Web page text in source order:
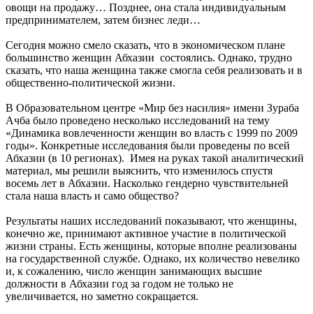
овощи на продажу… Позднее, она стала индивидуальным
предпринимателем, затем бизнес леди…
Сегодня можно смело сказать, что в экономическом плане
большинство женщин Абхазии состоялись. Однако, трудно
сказать, что наша женщина также смогла себя реализовать и в
общественно-политической жизни.
В Образовательном центре «Мир без насилия» имени Зураба
Ачба было проведено несколько исследований на тему
«Динамика вовлеченности женщин во власть с 1999 по 2009
годы». Конкретные исследования были проведены по всей
Абхазии (в 10 регионах). Имея на руках такой аналитический
материал, мы решили выяснить, что изменилось спустя
восемь лет в Абхазии. Насколько гендерно чувствительней
стала наша власть и само общество?
Результаты наших исследований показывают, что женщины,
конечно же, принимают активное участие в политической
жизни страны. Есть женщины, которые вполне реализованы
на государственной службе. Однако, их количество невелико
и, к сожалению, число женщин занимающих высшие
должности в Абхазии год за годом не только не
увеличивается, но заметно сокращается.